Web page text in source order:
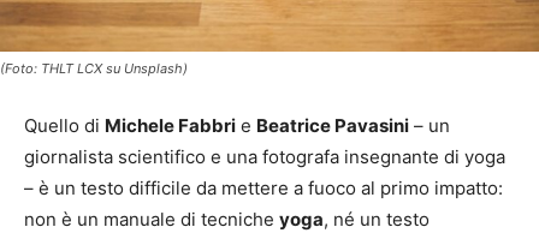
(Foto: THLT LCX su Unsplash)
Quello di Michele Fabbri e Beatrice Pavasini – un
giornalista scientifico e una fotografa insegnante di yoga
– è un testo difficile da mettere a fuoco al primo impatto:
non è un manuale di tecniche yoga, né un testo